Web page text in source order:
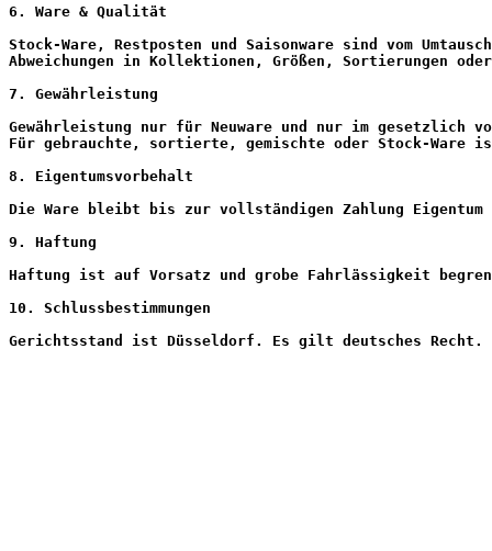
6. Ware & Qualität
Stock-Ware, Restposten und Saisonware sind vom
Abweichungen in Kollektionen, Größen, Sortierungen
7. Gewährleistung
Gewährleistung nur für Neuware und nur im gesetzlich
Für gebrauchte, sortierte, gemischte oder Stock-Ware
8. Eigentumsvorbehalt
Die Ware bleibt bis zur vollständigen Zahlung Eigentum
9. Haftung
Haftung ist auf Vorsatz und grobe Fahrlässigkeit
10. Schlussbestimmungen
Gerichtsstand ist Düsseldorf. Es gilt deutsches Recht.